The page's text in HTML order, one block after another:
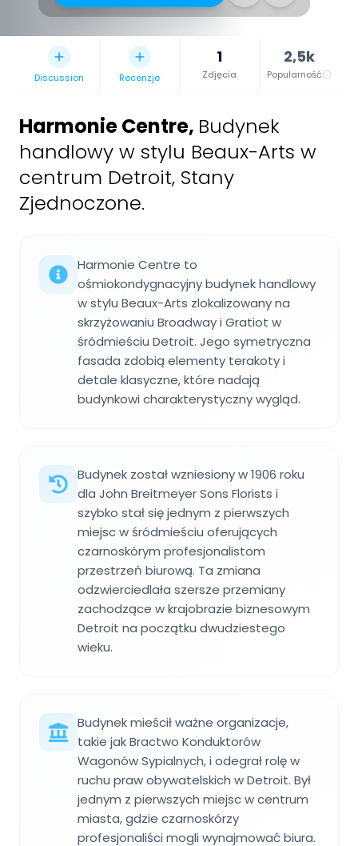
Discussion Recenzje
1
Zdjęcia
2,5k
Popularność
Harmonie Centre, Budynek
handlowy w stylu Beaux-Arts w
centrum Detroit, Stany
Zjednoczone.
Harmonie Centre to
ośmiokondygnacyjny budynek handlowy
w stylu Beaux-Arts zlokalizowany na
skrzyżowaniu Broadway i Gratiot w
śródmieściu Detroit. Jego symetryczna
fasada zdobią elementy terakoty i
detale klasyczne, które nadają
budynkowi charakterystyczny wygląd.
Budynek został wzniesiony w 1906 roku
dla John Breitmeyer Sons Florists i
szybko stał się jednym z pierwszych
miejsc w śródmieściu oferujących
czarnoskórym profesjonalistom
przestrzeń biurową. Ta zmiana
odzwierciedlała szersze przemiany
zachodzące w krajobrazie biznesowym
Detroit na początku dwudziestego
wieku.
Budynek mieścił ważne organizacje,
takie jak Bractwo Konduktorów
Wagonów Sypialnych, i odegrał rolę w
ruchu praw obywatelskich w Detroit. Był
jednym z pierwszych miejsc w centrum
miasta, gdzie czarnoskórzy
profesjonaliści mogli wynajmować biura.